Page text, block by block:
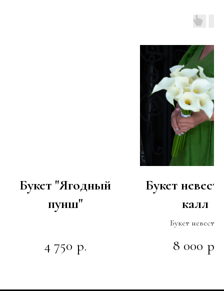
Букет "Ягодный
пунш"
4 750 р.
Букет
калл
Букет невесты
8 000 р.